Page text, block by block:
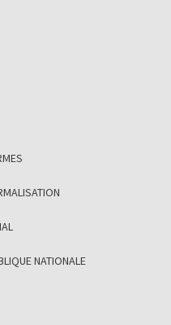
NATIONALE